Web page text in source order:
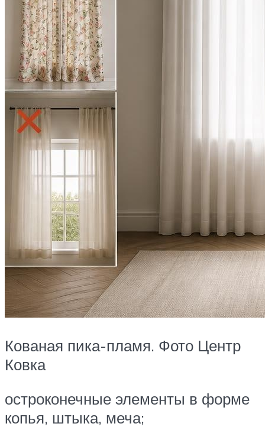
Кованая пика-пламя. Фото Центр
Ковка
остроконечные элементы в форме
копья, штыка, меча;